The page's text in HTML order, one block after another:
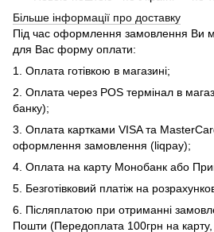
Більше інформації про доставку
Під час оформлення замовлення Ви
для Вас форму оплати:
1. Оплата готівкою в магазині;
2. Оплата через POS термінал в
банку);
3. Оплата картками VISA та
оформлення замовлення (liqpay);
4. Оплата на карту Монобанк або
5. Безготівковий платіж на
6. Післяплатою при отриманні
Пошти (Передоплата 100грн на